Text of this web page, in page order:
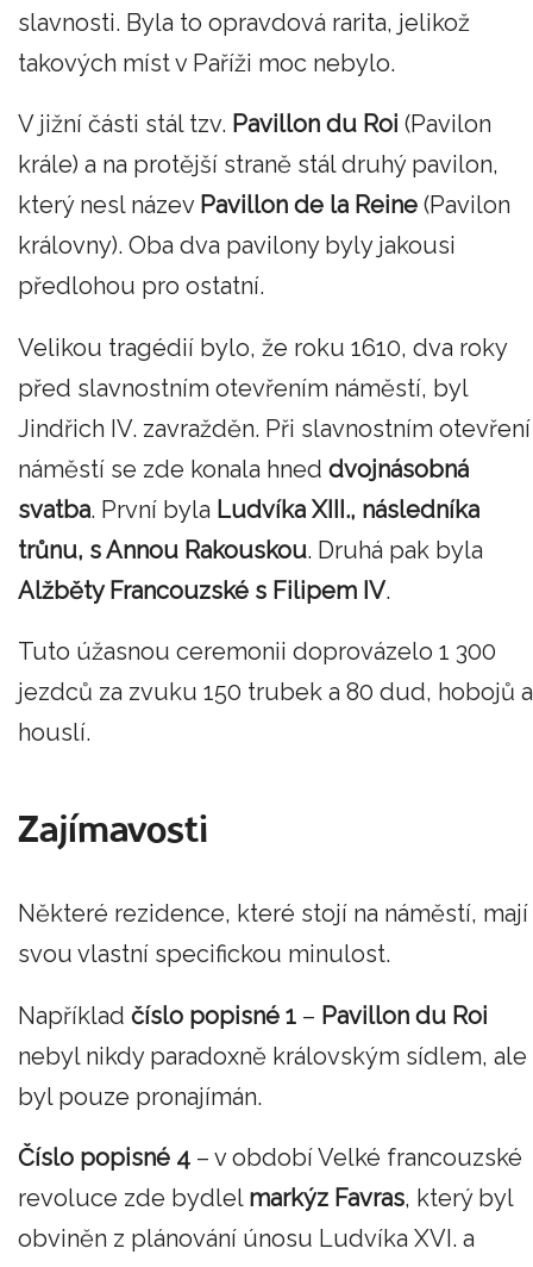
slavnosti. Byla to opravdová rarita, jelikož
takových míst v Paříži moc nebylo.
V jižní části stál tzv. Pavillon du Roi (Pavilon
krále) a na protější straně stál druhý pavilon,
který nesl název Pavillon de la Reine (Pavilon
královny). Oba dva pavilony byly jakousi
předlohou pro ostatní.
Velikou tragédií bylo, že roku 1610, dva roky
před slavnostním otevřením náměstí, byl
Jindřich IV. zavražděn. Při slavnostním otevření
náměstí se zde konala hned dvojnásobná
svatba. První byla Ludvíka XIII., následníka
trůnu, s Annou Rakouskou. Druhá pak byla
Alžběty Francouzské s Filipem IV.
Tuto úžasnou ceremonii doprovázelo 1 300
jezdců za zvuku 150 trubek a 80 dud, hobojů a
houslí.
Zajímavosti
Některé rezidence, které stojí na náměstí, mají
svou vlastní specifickou minulost.
Například číslo popisné 1 – Pavillon du Roi
nebyl nikdy paradoxně královským sídlem, ale
byl pouze pronajímán.
Číslo popisné 4 – v období Velké francouzské
revoluce zde bydlel markýz Favras, který byl
obviněn z plánování únosu Ludvíka XVI. a